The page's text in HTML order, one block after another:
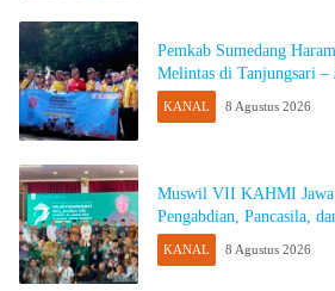
Pemkab Sumedang
Melintas di Tanjungsari –
KANAL 8 Agustus 2026
Muswil VII KAHMI
Pengabdian, Pancasila,
KANAL 8 Agustus 2026